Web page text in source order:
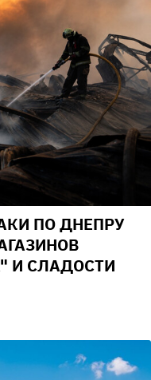
ПО ДНЕПРУ
И СЛАДОСТИ